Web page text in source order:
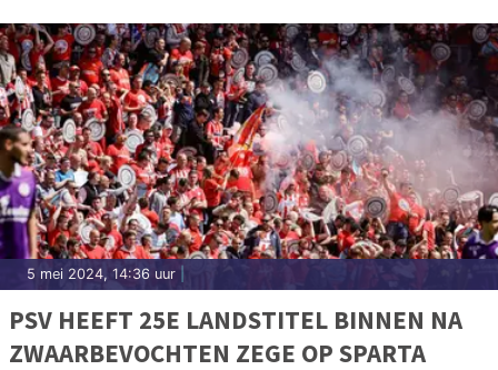
5 mei 2024, 14:36 uur
PSV HEEFT 25E LANDSTITEL BINNEN NA
ZWAARBEVOCHTEN ZEGE OP SPARTA